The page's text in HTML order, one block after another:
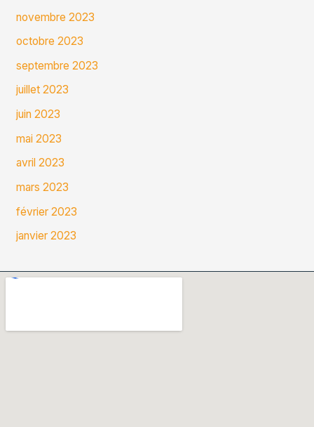
novembre 2023
octobre 2023
septembre 2023
juillet 2023
juin 2023
mai 2023
avril 2023
mars 2023
février 2023
janvier 2023